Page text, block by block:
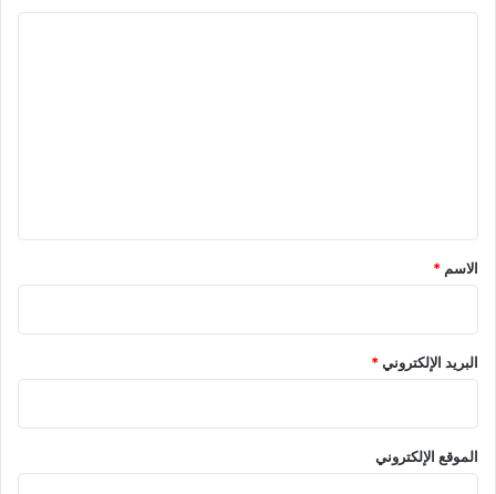
*
الاسم *
البريد الإلكتروني*
الموقع الإلكتروني